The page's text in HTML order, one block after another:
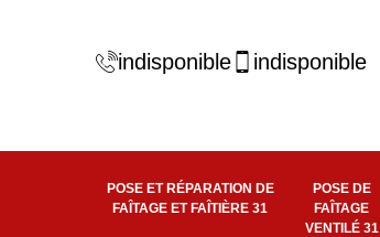
indisponible indisponible
POSE ET RÉPARATION DE
FAÎTAGE ET FAÎTIÈRE 31
POSE DE
FAÎTAGE
VENTILÉ 31